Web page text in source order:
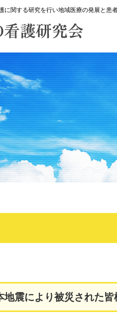
に関する研究を行い地域医療の発展と患
地震により被災された皆